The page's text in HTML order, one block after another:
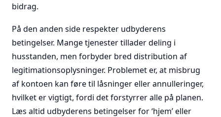
bidrag.
På den anden side respekter udbyderens
betingelser. Mange tjenester tillader deling i
husstanden, men forbyder bred distribution af
legitimationsoplysninger. Problemet er, at misbrug
af kontoen kan føre til låsninger eller annulleringer,
hvilket er vigtigt, fordi det forstyrrer alle på planen.
Læs altid udbyderens betingelser for ‘hjem’ eller